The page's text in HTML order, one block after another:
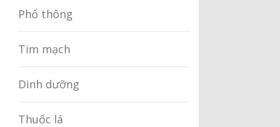
Phổ thông
Tim mạch
Dinh dưỡng
Thuốc lá